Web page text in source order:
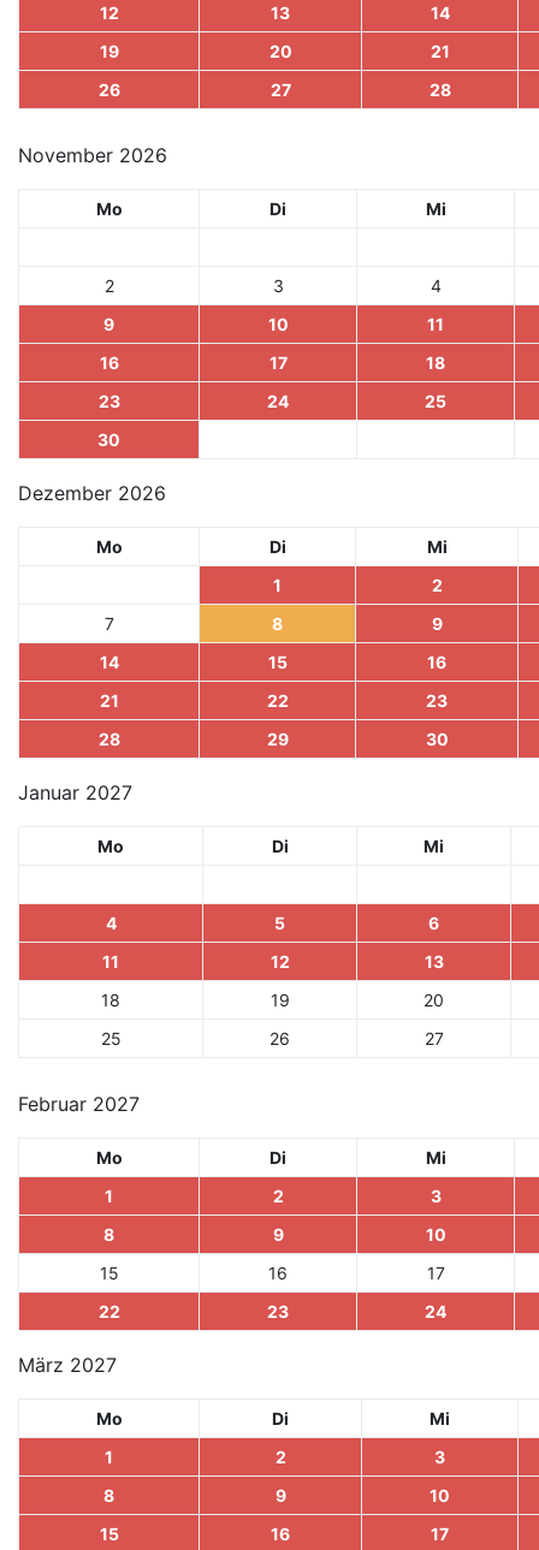
12
13
14
19
20
21
26
27 28
November 2026
Mo Di Mi
2 3
4
9
10
11
16
17
18
23
24
25
30
Dezember 2026
Mo Di
Mi
1
2
7
8
9
14
15
16
21
22
23
28
29 30
Januar 2027
Mo Di Mi
4 5
6
11
12
13
18
19
20
25
26 27
Februar 2027
Mo Di
Mi
1
2
3
8
9
10
15
16
17
22
23 24
März 2027
Mo Di
Mi
1
2
3
8
9
10
15
16
17